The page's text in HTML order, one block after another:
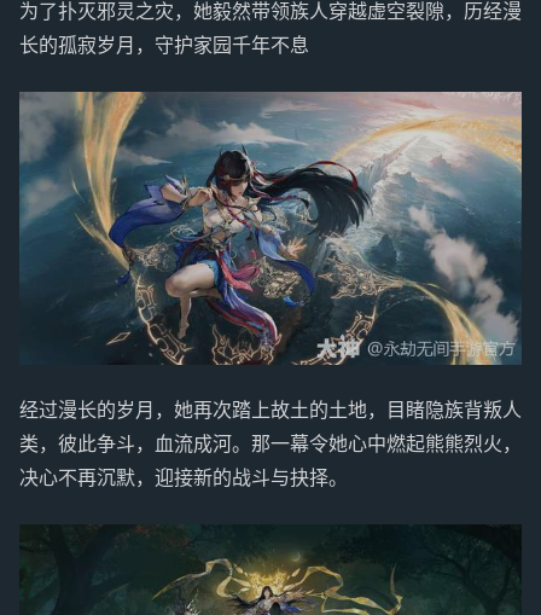
为了扑灭邪灵之灾，她毅然带领族人穿越虚空裂隙，历经漫
长的孤寂岁月，守护家园千年不息
经过漫长的岁月，她再次踏上故土的土地，目睹隐族背叛人
类，彼此争斗，血流成河。那一幕令她心中燃起熊熊烈火，
决心不再沉默，迎接新的战斗与抉择。